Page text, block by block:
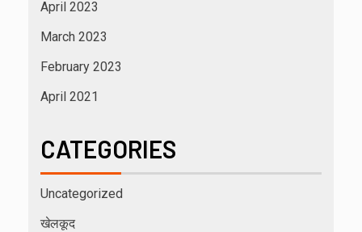
April 2023
March 2023
February 2023
April 2021
CATEGORIES
Uncategorized
खेलकूद